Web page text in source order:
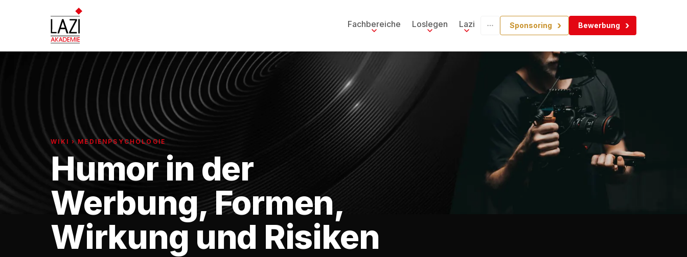
Fachbereiche Loslegen Lazi Sponsoring Bewerbung
WIKI › MEDIENPSYCHOLOGIE
Humor in der
Werbung, Formen,
Wirkung und Risiken